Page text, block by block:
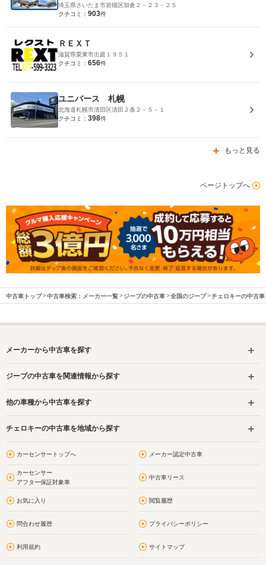
埼玉県さいたま市岩槻区加倉２－２３－２５
クチコミ： 903件
ＲＥＸＴ
滋賀県栗東市出庭１９５１
クチコミ： 656件
ユニバース 札幌
北海道札幌市清田区清田２条２－５－１
クチコミ： 398件
もっと見る
ページトップへ
中古車トップ 中古車検索：メーカー一覧 ジープの中古車 全国のジープ チェロキーの中古車
メーカーから中古車を探す
ジープの中古車を関連情報から探す
他の車種から中古車を探す
チェロキーの中古車を地域から探す
カーセンサートップへ メーカー認定中古車
カーセンサー
アフター保証対象車
中古車リース
お気に入り 閲覧履歴
問合わせ履歴 プライバシーポリシー
利用規約 サイトマップ